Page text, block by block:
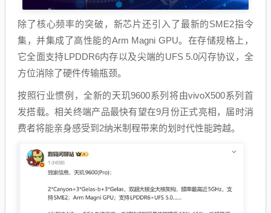
除了核心频率的突破，新芯片还引入了最新的SME2指令
集，并集成了高性能的Arm Magni GPU。在存储规格上，
它全面支持LPDDR6内存以及尖端的UFS 5.0闪存协议，全
方位消除了硬件传输瓶颈。
按照行业惯例，全新的天玑9600系列将由vivoX500系列首
发搭载。相关终端产品最快有望在9月份正式亮相，届时消
费者将能亲身感受到2纳米制程带来的划时代性能跨越。